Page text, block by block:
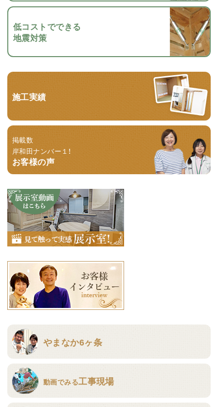
低コストでできる
地震対策
施工実績
掲載数
岸和田ナンバー１！
お客様の声
やまなか6ヶ条
動画でみる工事現場